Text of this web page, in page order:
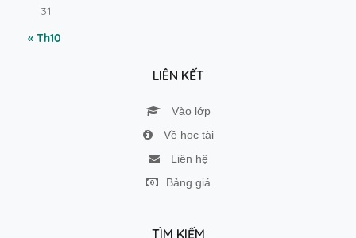
« Th10
31
LIÊN KẾT
Vào lớp
Về học tài
Liên hệ
Bảng giá
TÌM KIẾM